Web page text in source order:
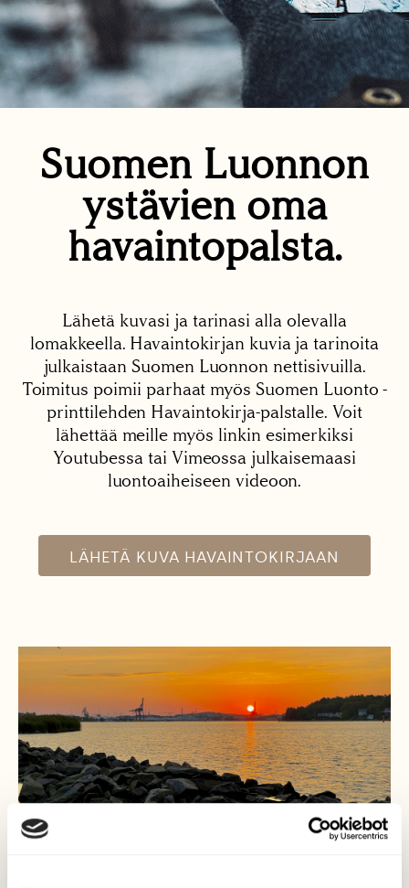
Suomen Luonnon
ystävien oma
havaintopalsta.
Lähetä kuvasi ja tarinasi alla olevalla
lomakkeella. Havaintokirjan kuvia ja tarinoita
julkaistaan Suomen Luonnon nettisivuilla.
Toimitus poimii parhaat myös Suomen Luonto -
printtilehden Havaintokirja-palstalle. Voit
lähettää meille myös linkin esimerkiksi
Youtubessa tai Vimeossa julkaisemaasi
luontoaiheiseen videoon.
LÄHETÄ KUVA HAVAINTOKIRJAAN